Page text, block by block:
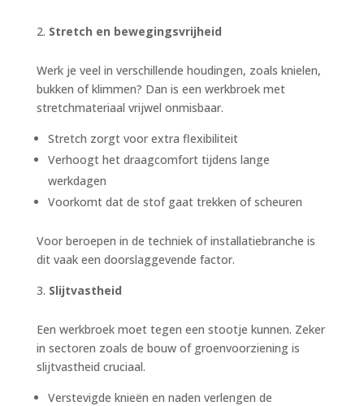
Stretch en bewegingsvrijheid
Werk je veel in verschillende houdingen, zoals knielen,
bukken of klimmen? Dan is een werkbroek met
stretchmateriaal vrijwel onmisbaar.
Stretch zorgt voor extra flexibiliteit
Verhoogt het draagcomfort tijdens lange
werkdagen
Voorkomt dat de stof gaat trekken of scheuren
Voor beroepen in de techniek of installatiebranche is
dit vaak een doorslaggevende factor.
Slijtvastheid
Een werkbroek moet tegen een stootje kunnen. Zeker
in sectoren zoals de bouw of groenvoorziening is
slijtvastheid cruciaal.
Verstevigde knieën en naden verlengen de